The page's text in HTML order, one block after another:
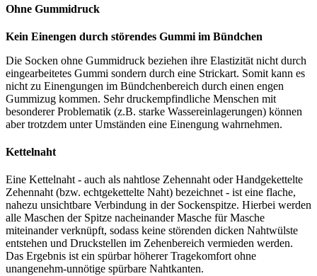
Ohne Gummidruck
Kein Einengen durch störendes Gummi im Bündchen
Die Socken ohne Gummidruck beziehen ihre Elastizität nicht durch
eingearbeitetes Gummi sondern durch eine Strickart. Somit kann es
nicht zu Einengungen im Bündchenbereich durch einen engen
Gummizug kommen. Sehr druckempfindliche Menschen mit
besonderer Problematik (z.B. starke Wassereinlagerungen) können
aber trotzdem unter Umständen eine Einengung wahrnehmen.
Kettelnaht
Eine Kettelnaht - auch als nahtlose Zehennaht oder Handgekettelte
Zehennaht (bzw. echtgekettelte Naht) bezeichnet - ist eine flache,
nahezu unsichtbare Verbindung in der Sockenspitze. Hierbei werden
alle Maschen der Spitze nacheinander Masche für Masche
miteinander verknüpft, sodass keine störenden dicken Nahtwülste
entstehen und Druckstellen im Zehenbereich vermieden werden.
Das Ergebnis ist ein spürbar höherer Tragekomfort ohne
unangenehm-unnötige spürbare Nahtkanten.